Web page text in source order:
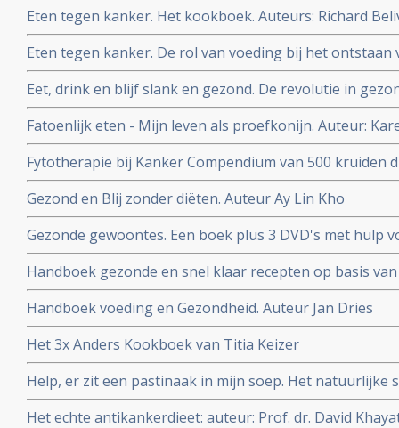
Eten tegen kanker. Het kookboek. Auteurs: Richard
Eten tegen kanker. De rol van voeding bij het ontstaan
Beliveau MD en Denis Gingras MD
Eet, drink en blijf slank en gezond. De revolutie in
C. Willett.
Fatoenlijk eten - Mijn leven als proefkonijn. Auteur:
Fytotherapie bij Kanker Compendium van 500 kruiden
Auteur Rob Hamers
Gezond en Blij zonder diëten. Auteur Ay Lin Kho
Gezonde gewoontes. Een boek plus 3 DVD's met hulp
gewoontes om af te vallen maar vooral om gezonder te
Handboek gezonde en snel klaar recepten op basis
Auteur Titia Kreijger
Handboek voeding en Gezondheid. Auteur Jan Dries
Het 3x Anders Kookboek van Titia Keizer
Help, er zit een pastinaak in mijn soep. Het natuurlijke
Bleeker.
Het echte antikankerdieet: auteur: Prof. dr. David